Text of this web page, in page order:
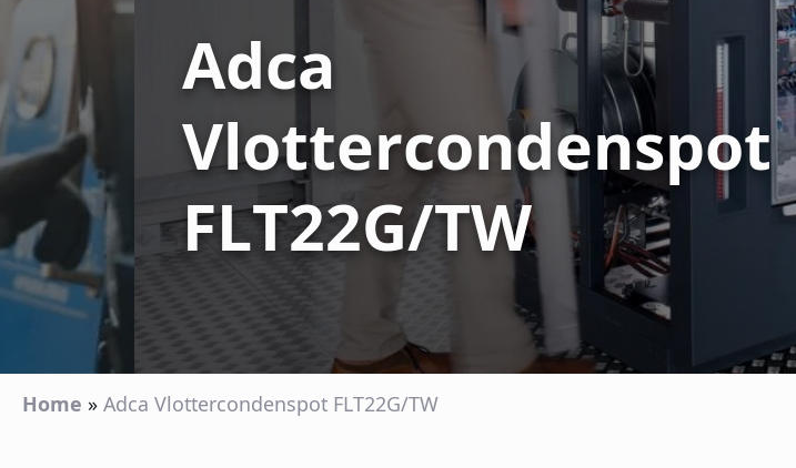
Adca
Vlottercondenspot
FLT22G/TW
Home » Adca Vlottercondenspot FLT22G/TW